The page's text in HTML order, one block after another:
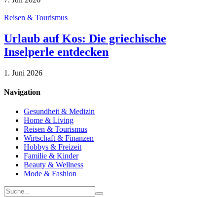
Reisen & Tourismus
Urlaub auf Kos: Die griechische
Inselperle entdecken
1. Juni 2026
Navigation
Gesundheit & Medizin
Home & Living
Reisen & Tourismus
Wirtschaft & Finanzen
Hobbys & Freizeit
Familie & Kinder
Beauty & Wellness
Mode & Fashion